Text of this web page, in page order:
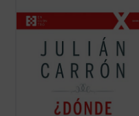
vaticanista Andrea Tornielli, Julián Carrón -
-responsable de Comunión y Liberación
y otras muchas cuestiones sobre el núcleo
(ver ficha)